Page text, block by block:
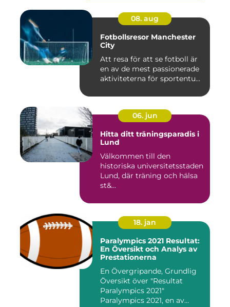
08. aug
Fotbollsresor Manchester
City
Att resa för att se fotboll är
en av de mest passionerade
aktiviteterna för sportentu...
06. jun
Hitta ditt träningsparadis i
Lund
Välkommen till den
historiska universitetsstaden
Lund, där träning och hälsa
st&...
18. jan
Paralympics 2021 Resultat:
En Översikt och Analys av
Prestationerna
En Övergripande, Grundlig
Översikt över "Resultat
Paralympics 2021"
Paralympics 2021, en av